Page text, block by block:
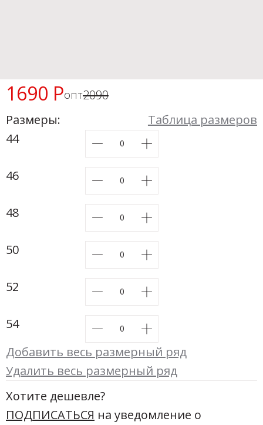
опт
1690 Р
2090
Размеры:
Таблица размеров
44
46
48
50
52
54
Добавить весь размерный ряд
Удалить весь размерный ряд
Хотите дешевле?
ПОДПИСАТЬСЯ на уведомление о